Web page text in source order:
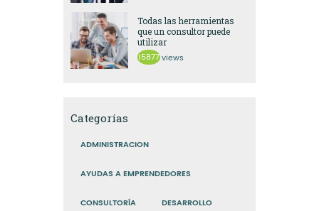
Todas las herramientas
que un consultor puede
utilizar
15877 views
Categorías
ADMINISTRACION
AYUDAS A EMPRENDEDORES
CONSULTORÍA DESARROLLO